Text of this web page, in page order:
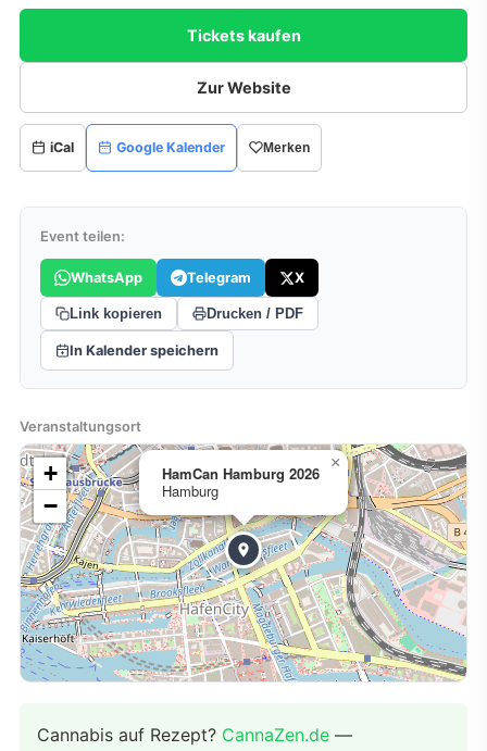
Tickets kaufen
Zur Website
iCal Google Kalender Merken
Event teilen:
WhatsApp Telegram X
Link kopieren Drucken / PDF
In Kalender speichern
Veranstaltungsort
HamCan Hamburg 2026
Hamburg
×
+
−
Cannabis auf Rezept? CannaZen.de —